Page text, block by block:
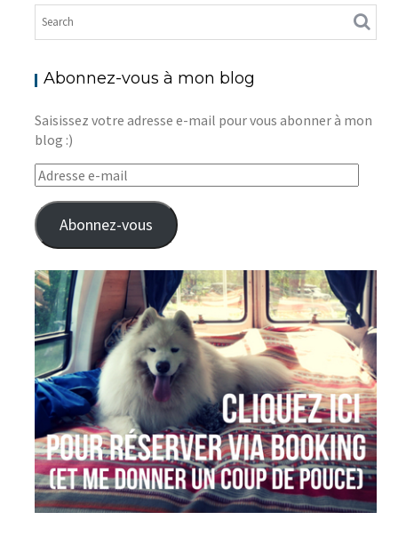
Abonnez-vous à mon blog
Saisissez votre adresse e-mail pour vous abonner à mon
blog :)
Adresse
e-
mail
Abonnez-vous